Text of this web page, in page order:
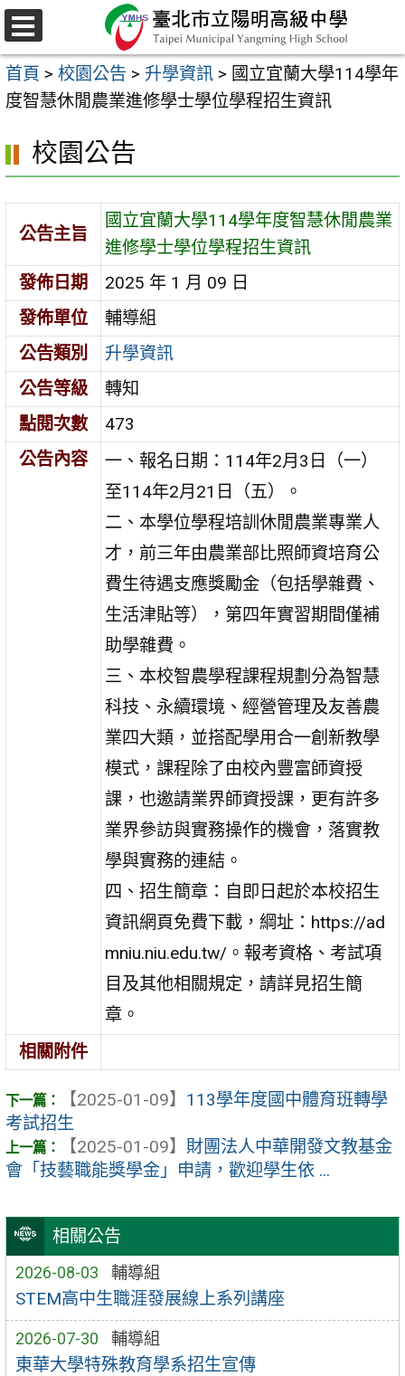
跳
至
主
要
容
區
選
單
首頁 > 校園公告 > 升學資訊 > 國立宜蘭大學114學年
度智慧休閒農業進修學士學位學程招生資訊
相關公告
2026-08-03 輔導組
STEM高中生職涯發展線上系列講座
2026-07-30 輔導組
東華大學特殊教育學系招生宣傳
校園公告
公告主旨
國立宜蘭大學114學年度智慧休閒農業
進修學士學位學程招生資訊
發佈日期
2025 年 1 月 09 日
發佈單位
輔導組
公告類別
升學資訊
公告等級
轉知
點閱次數
473
公告內容
一、報名日期：114年2月3日（一）
至114年2月21日（五）。
二、本學位學程培訓休閒農業專業人
才，前三年由農業部比照師資培育公
費生待遇支應獎勵金（包括學雜費、
生活津貼等），第四年實習期間僅補
助學雜費。
三、本校智農學程課程規劃分為智慧
科技、永續環境、經營管理及友善農
業四大類，並搭配學用合一創新教學
模式，課程除了由校內豐富師資授
課，也邀請業界師資授課，更有許多
業界參訪與實務操作的機會，落實教
學與實務的連結。
四、招生簡章：自即日起於本校招生
資訊網頁免費下載，綱址：https://ad
mniu.niu.edu.tw/。報考資格、考試項
目及其他相關規定，請詳見招生簡
章。
相關附件
【2025-01-09】 113學年度國中體育班轉學
考試招生
【2025-01-09】 財團法人中華開發文教基金
會「技藝職能獎學金」申請，歡迎學生依 ...